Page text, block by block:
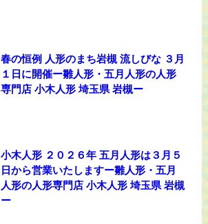
春の恒例 人形のまち岩槻 流しびな ３月
１日に開催ー雛人形・五月人形の人形
専門店 小木人形 埼玉県 岩槻ー
小木人形 ２０２６年 五月人形は３月５
日から営業いたしますー雛人形・五月
人形の人形専門店 小木人形 埼玉県 岩槻
ー